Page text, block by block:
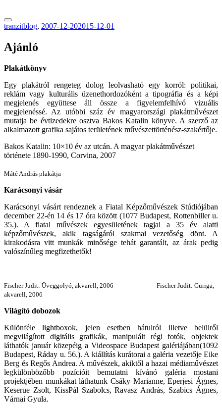
tranzitblog, 2007-12-202015-12-01
Ajánló
Plakátkönyv
Egy plakátról rengeteg dolog leolvasható egy korról: politikai,
reklám vagy kulturális üzenethordozóként a tipográfia és a képi
megjelenés együttese áll össze a figyelemfelhívó vizuális
megjelenéssé. Az utóbbi száz év magyarországi plakátművészet
mutatja be évtizedekre osztva Bakos Katalin könyve. A szerző az
alkalmazott grafika sajátos területének művészettörténész-szakértője.
Bakos Katalin: 10×10 év az utcán. A magyar plakátművészet
története 1890-1990, Corvina, 2007
Máté András plakátja
Karácsonyi vásár
Karácsonyi vásárt rendeznek a Fiatal Képzőművészek Stúdiójában
december 22-én 14 és 17 óra között (1077 Budapest, Rottenbiller u.
35.). A fiatal művészek egyesületének tagjai a 35 év alatti
képzőművészek, akik tagságáról szakmai vezetőség dönt. A
kirakodásra vitt munkák minősége tehát garantált, az árak pedig
valószínűleg megfizethetők!
Fischer Judit: Üveggolyó, akvarell, 2006 Fischer Judit: Guriga,
akvarell, 2006
Világító dobozok
Különféle lightboxok, jelen esetben hátulról illetve belülről
megvilágított digitális grafikák, manipulált régi fotók, objektek
láthatók január közepéig a Videospace Budapest galériájában(1092
Budapest, Ráday u. 56.). A kiállítás kurátorai a galéria vezetője Eike
Berg és Regős Andrea. A művészek, akiktől a hazai médiaművészet
legkülönbözőbb pozícióit bemutatni kívánó galéria mostani
projektjében munkákat láthatunk Csáky Marianne, Eperjesi Ágnes,
Keserue Zsolt, KissPál Szabolcs, Ravasz András, Szabics Ágnes,
Várnai Gyula.